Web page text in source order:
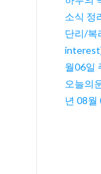
소식 정
단리/복
월06일
오늘의
년 08월